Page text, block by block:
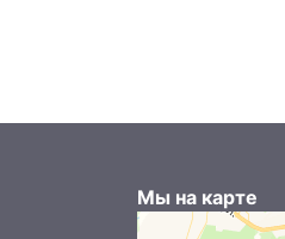
Мы на карте